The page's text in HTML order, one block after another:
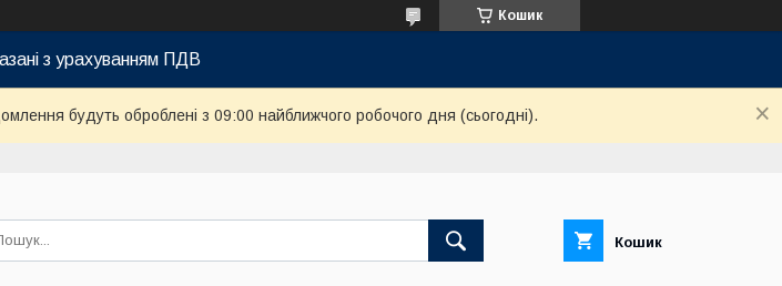
Кошик
з урахуванням ПДВ
будуть оброблені з 09:00 найближчого робочого дня (сьогодні).
Кошик